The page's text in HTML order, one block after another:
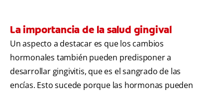
La importancia de la salud gingival
Un aspecto a destacar es que los cambios
hormonales también pueden predisponer a
desarrollar gingivitis, que es el sangrado de las
encías. Esto sucede porque las hormonas pueden